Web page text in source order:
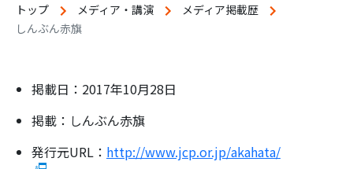
トップ メディア・講演
メディア掲載歴
しんぶん赤旗
掲載日：2017年10月28日
掲載：しんぶん赤旗
発行元URL： http://www.jcp.or.jp/akahata/